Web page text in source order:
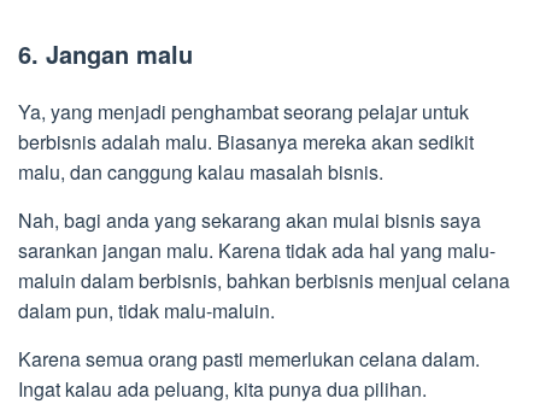
6. Jangan malu
Ya, yang menjadi penghambat seorang pelajar untuk
berbisnis adalah malu. Biasanya mereka akan sedikit
malu, dan canggung kalau masalah bisnis.
Nah, bagi anda yang sekarang akan mulai bisnis saya
sarankan jangan malu. Karena tidak ada hal yang malu-
maluin dalam berbisnis, bahkan berbisnis menjual celana
dalam pun, tidak malu-maluin.
Karena semua orang pasti memerlukan celana dalam.
Ingat kalau ada peluang, kita punya dua pilihan.